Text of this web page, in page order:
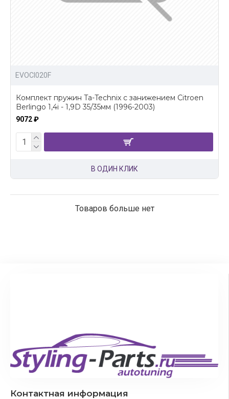
EVOCI020F
Комплект пружин Ta-Technix с занижением Citroen
Berlingo 1,4i - 1,9D 35/35мм (1996-2003)
9072 ₽
В ОДИН КЛИК
Товаров больше нет
Контактная информация